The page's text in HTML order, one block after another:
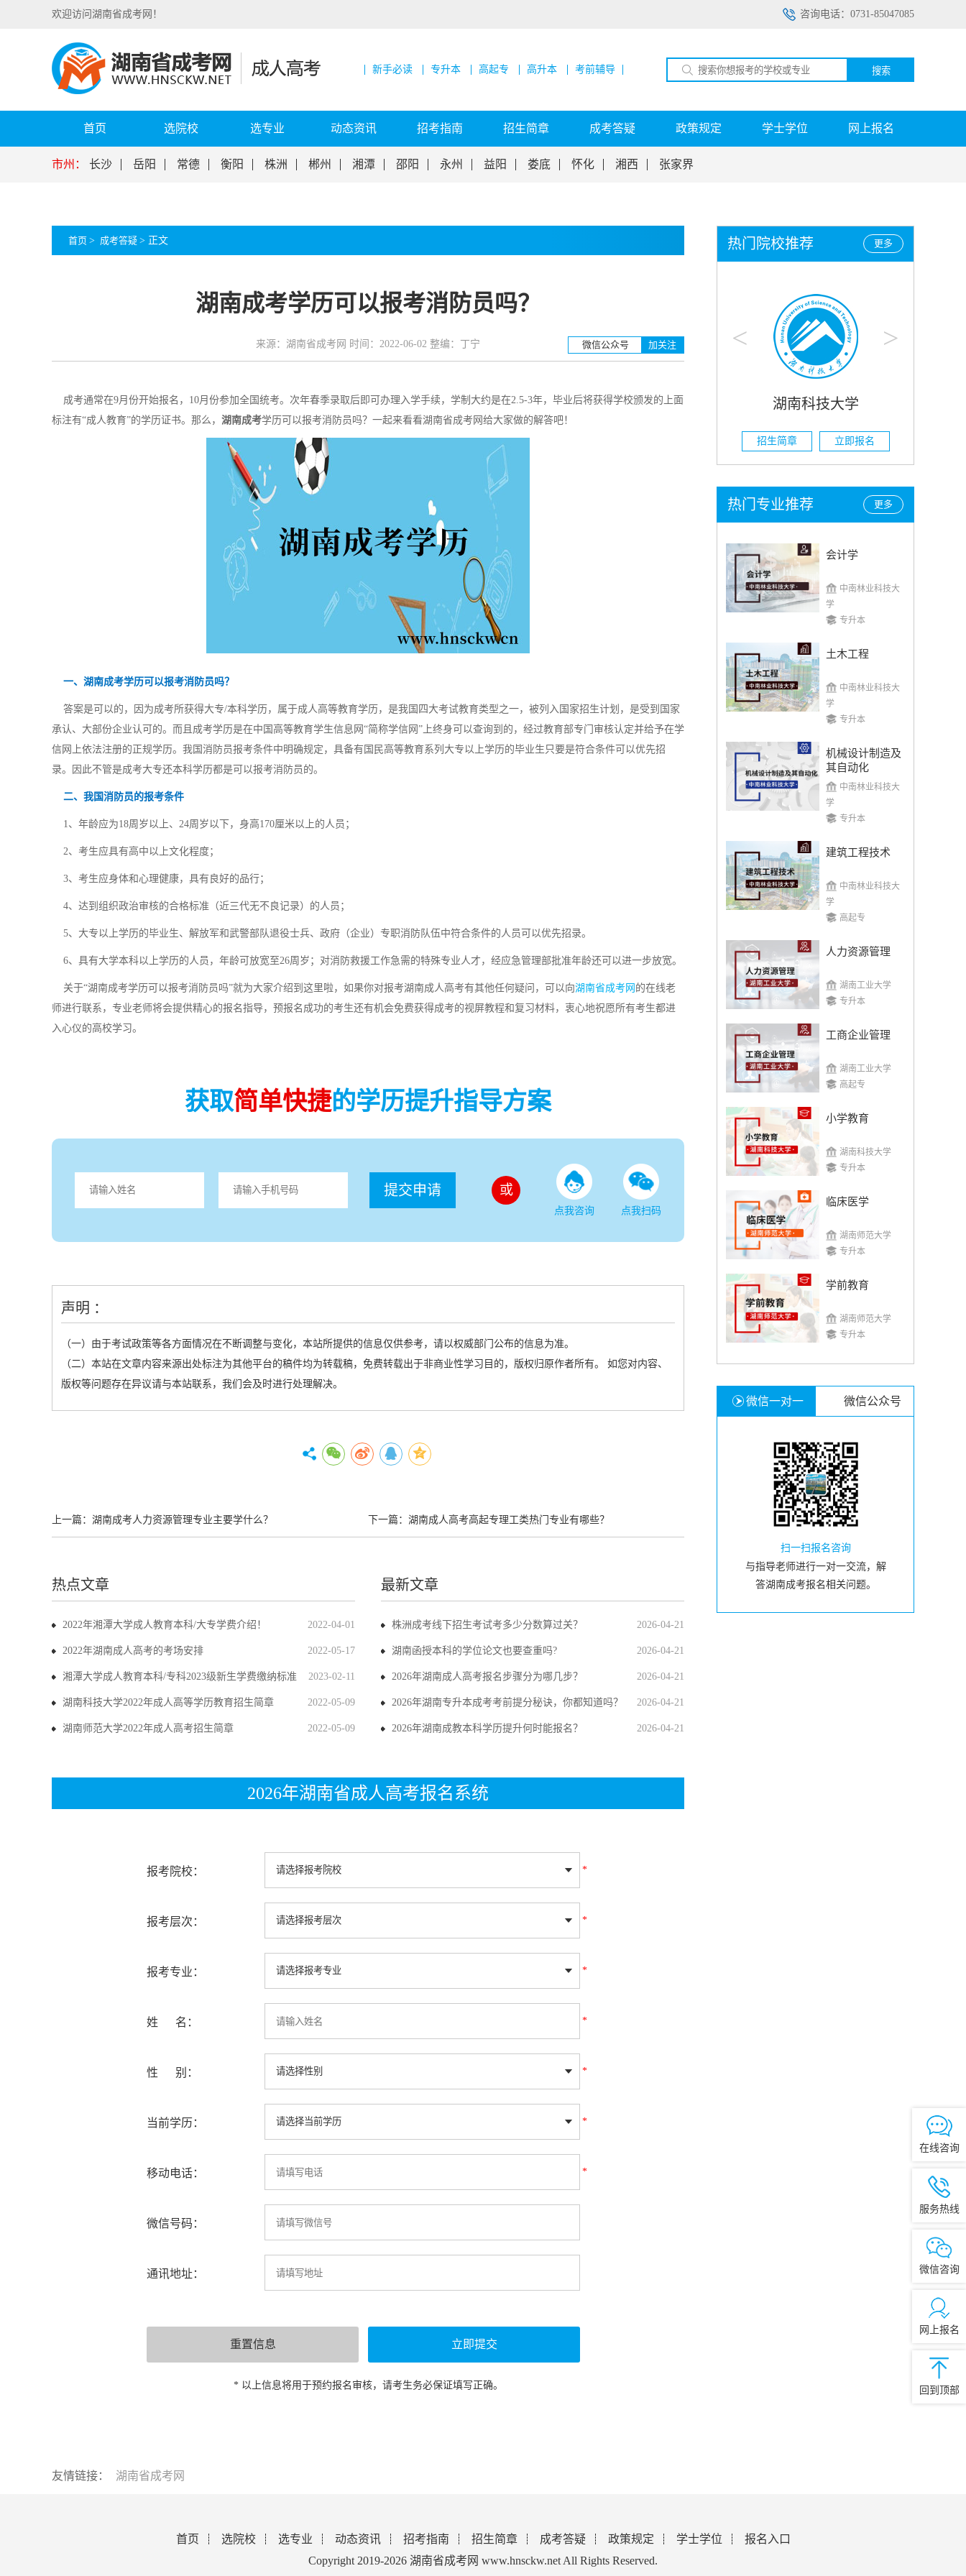
咨询电话：0731-85047085
欢迎访问湖南省成考网！
新手必读 专升本 高起专 高升本 考前辅导 搜索
首页 选院校 选专业 动态资讯 招考指南 招生简章 成考答疑 政策规定 学士学位 网上报名
市州： 长沙 岳阳 常德 衡阳 株洲 郴州 湘潭 邵阳 永州 益阳 娄底 怀化 湘西 张家界
首页 > 成考答疑 > 正文
湖南成考学历可以报考消防员吗？
来源：湖南省成考网 时间：2022-06-02 整编：丁宁 微信公众号 加关注
成考通常在9月份开始报名，10月份参加全国统考。次年春季录取后即可办理入学手续，学制大约是在2.5-3年，毕业后将获得学校颁发的上面
标注有“成人教育”的学历证书。那么， 湖南成考学历可以报考消防员吗？一起来看看湖南省成考网给大家做的解答吧！
一、湖南成考学历可以报考消防员吗？
答案是可以的，因为成考所获得大专/本科学历，属于成人高等教育学历，是我国四大考试教育类型之一，被列入国家招生计划，是受到国家
承认、大部份企业认可的。而且成考学历是在中国高等教育学生信息网“简称学信网”上终身可以查询到的，经过教育部专门审核认定并给予在学
信网上依法注册的正规学历。我国消防员报考条件中明确规定，具备有国民高等教育系列大专以上学历的毕业生只要是符合条件可以优先招
录。因此不管是成考大专还本科学历都是可以报考消防员的。
二、我国消防员的报考条件
1、年龄应为18周岁以上、24周岁以下，身高170厘米以上的人员；
2、考生应具有高中以上文化程度；
3、考生应身体和心理健康，具有良好的品行；
4、达到组织政治审核的合格标准（近三代无不良记录）的人员；
5、大专以上学历的毕业生、解放军和武警部队退役士兵、政府（企业）专职消防队伍中符合条件的人员可以优先招录。
6、具有大学本科以上学历的人员，年龄可放宽至26周岁；对消防救援工作急需的特殊专业人才，经应急管理部批准年龄还可以进一步放宽。
关于“湖南成考学历可以报考消防员吗”就为大家介绍到这里啦，如果你对报考湖南成人高考有其他任何疑问，可以向湖南省成考网 的在线老
师进行联系，专业老师将会提供精心的报名指导，预报名成功的考生还有机会免费获得成考的视屏教程和复习材料，衷心地祝愿所有考生都进
入心仪的高校学习。
获取简单快捷的学历提升指导方案
提交申请 或
点我咨询 点我扫码
声明 ：
（一）由于考试政策等各方面情况在不断调整与变化，本站所提供的信息仅供参考，请以权威部门公布的信息为准。
（二）本站在文章内容来源出处标注为其他平台的稿件均为转载稿，免费转载出于非商业性学习目的，版权归原作者所有。 如您对内容、
版权等问题存在异议请与本站联系，我们会及时进行处理解决。
上一篇： 湖南成考人力资源管理专业主要学什么？ 下一篇： 湖南成人高考高起专理工类热门专业有哪些？
热点文章
2022-04-01
2022年湘潭大学成人教育本科/大专学费介绍！
2022-05-17
2022年湖南成人高考的考场安排
2023-02-11
湘潭大学成人教育本科/专科2023级新生学费缴纳标准
2022-05-09
湖南科技大学2022年成人高等学历教育招生简章
2022-05-09
湖南师范大学2022年成人高考招生简章
最新文章
2026-04-21
株洲成考线下招生考试考多少分数算过关？
2026-04-21
湖南函授本科的学位论文也要查重吗?
2026-04-21
2026年湖南成人高考报名步骤分为哪几步？
2026-04-21
2026年湖南专升本成考考前提分秘诀，你都知道吗？
2026-04-21
2026年湖南成教本科学历提升何时能报名？
2026年湖南省成人高考报名系统
报考院校： *
报考层次： *
报考专业： *
姓 名： *
性 别： *
当前学历： *
移动电话： *
微信号码：
通讯地址：
* 以上信息将用于预约报名审核，请考生务必保证填写正确。
更多
热门院校推荐
< >
湖南工业大学
招生简章 立即报名
湖南科技大学 湖南农业大学
招生简章 立即报名
更多
热门专业推荐
会计学
中南林业科技大
学
专升本
土木工程
中南林业科技大
学
专升本
机械设计制造及
其自动化
中南林业科技大
学
专升本
建筑工程技术
中南林业科技大
学
高起专
人力资源管理
湖南工业大学
专升本
工商企业管理
湖南工业大学
高起专
小学教育
湖南科技大学
专升本
临床医学
湖南师范大学
专升本
学前教育
湖南师范大学
专升本
微信一对一 微信公众号
扫一扫报名咨询
与指导老师进行一对一交流，解
答湖南成考报名相关问题。
友情链接： 湖南省成考网
首页 选院校 选专业 动态资讯 招考指南 招生简章 成考答疑 政策规定 学士学位
报名入口
Copyright 2019-2026 湖南省成考网 www.hnsckw.net All Rights Reserved.
在线咨询
服务热线
微信咨询
网上报名
回到顶部